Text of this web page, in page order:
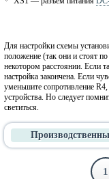
Для настройки схемы
положение (так они и стоят
некотором расстоянии. Если
настройка закончена. Если
уменьшите сопротивление
устройства. Но следует
светиться.
1